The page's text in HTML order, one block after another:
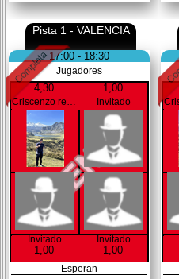
Pista 1 - VALENCIA
17:00 - 18:30
Jugadores
4,30 1,00
Invitado
Invitado
1,00
Invitado
1,00
Esperan